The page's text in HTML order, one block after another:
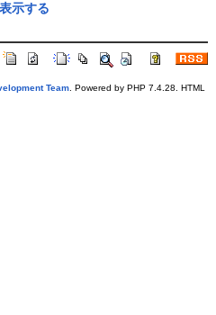
示する
Team. Powered by PHP 7.4.28. HTML